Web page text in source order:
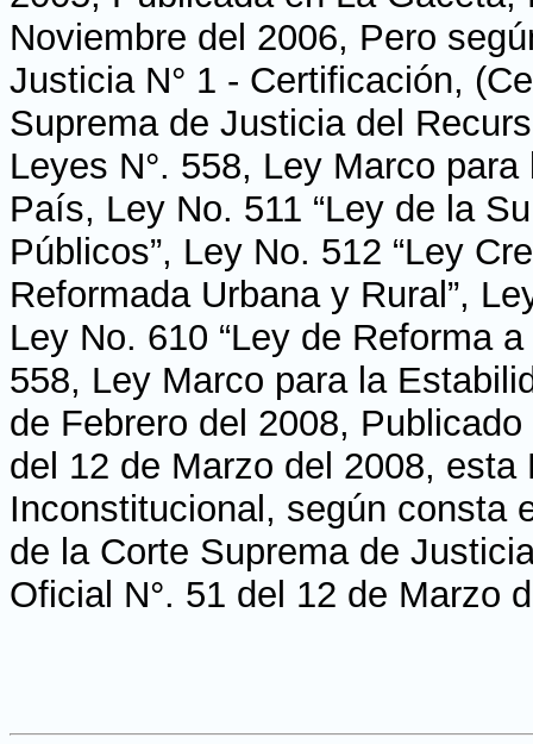
Noviembre del 2006, Pero
Justicia N° 1 - Certificación,
Suprema de Justicia del
Leyes N°. 558, Ley Marco
País, Ley No. 511 “Ley de la
Públicos”, Ley No. 512 “Ley
Reformada Urbana y Rural”,
Ley No. 610 “Ley de Reforma
558, Ley Marco para la
de Febrero del 2008,
del 12 de Marzo del 2008,
Inconstitucional, según consta
de la Corte Suprema de
Oficial N°. 51 del 12 de Marzo